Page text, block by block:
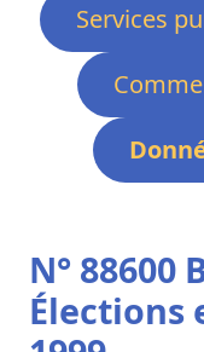
Services
N° 88600
Élections